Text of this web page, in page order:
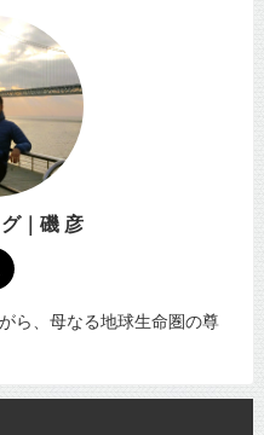
｜磯 彦
ら、母なる地球生命圏の尊